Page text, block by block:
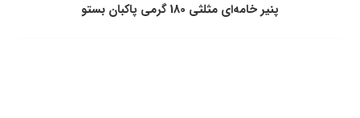
پنیر خامه‌ای مثلثی 180 گرمی پاكبان بستو